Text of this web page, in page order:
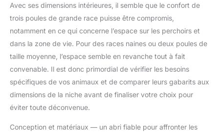
Avec ses dimensions intérieures, il semble que le confort de
trois poules de grande race puisse être compromis,
notamment en ce qui concerne l’espace sur les perchoirs et
dans la zone de vie. Pour des races naines ou deux poules de
taille moyenne, l’espace semble en revanche tout à fait
convenable. Il est donc primordial de vérifier les besoins
spécifiques de vos animaux et de comparer leurs gabarits aux
dimensions de la niche avant de finaliser votre choix pour
éviter toute déconvenue.
Conception et matériaux — un abri fiable pour affronter les